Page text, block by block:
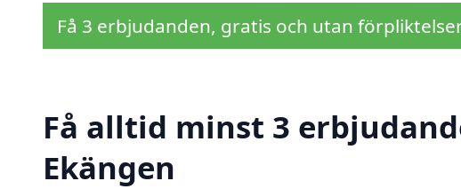
Få 3 erbjudanden, gratis och utan
Få alltid minst 3
Ekängen